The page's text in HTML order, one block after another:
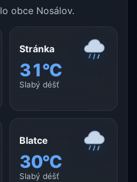
obce Nosálov.
Stránka
31°C
Slabý déšť
Blatce
30°C
Slabý déšť